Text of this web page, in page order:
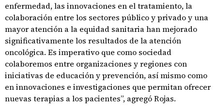
enfermedad, las innovaciones en el tratamiento, la
colaboración entre los sectores público y privado y una
mayor atención a la equidad sanitaria han mejorado
significativamente los resultados de la atención
oncológica. Es imperativo que como sociedad
colaboremos entre organizaciones y regiones con
iniciativas de educación y prevención, así mismo como
en innovaciones e investigaciones que permitan ofrecer
nuevas terapias a los pacientes”, agregó Rojas.